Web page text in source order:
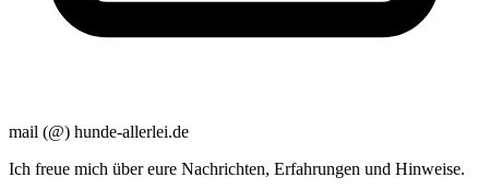
mail (@) hunde-allerlei.de
Ich freue mich über eure Nachrichten, Erfahrungen und Hinweise.